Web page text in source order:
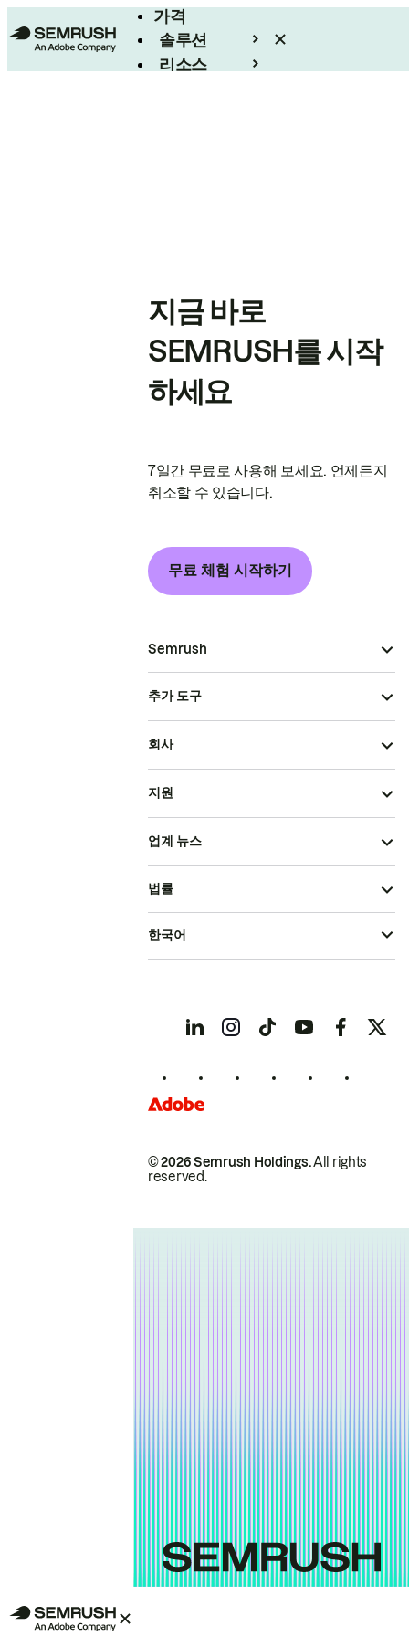
가격
솔루션
리소스
지금 바로
SEMRUSH를 시작
하세요
7일간 무료로 사용해 보세요. 언제든지
취소할 수 있습니다.
무료 체험 시작하기
Semrush
추가 도구
회사
지원
업계 뉴스
© 2026 Semrush Holdings.All rights
reserved.
법률
한국어